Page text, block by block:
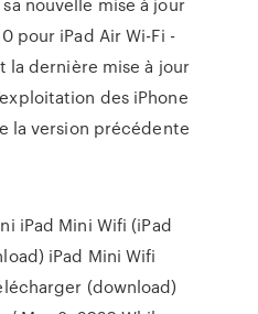
pour iPad Air Wi-Fi -
la dernière mise à jour
des iPhone
la version précédente
iPad Mini Wifi (iPad
iPad Mini Wifi
(download)